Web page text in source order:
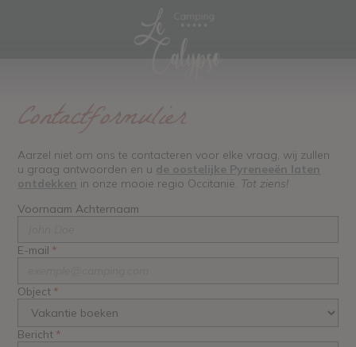
Contactformulier
Aarzel niet om ons te contacteren voor elke vraag, wij zullen
u graag antwoorden en u de oostelijke Pyreneeën laten
ontdekken in onze mooie regio Occitanië. Tot ziens!
Voornaam Achternaam
E-mail *
Object *
Bericht *